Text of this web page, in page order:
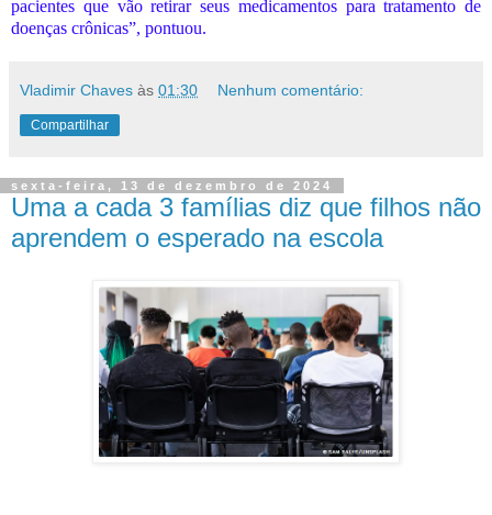
pacientes que vão retirar seus medicamentos para tratamento de
doenças crônicas”, pontuou.
Vladimir Chaves às 01:30 Nenhum comentário:
Compartilhar
sexta-feira, 13 de dezembro de 2024
Uma a cada 3 famílias diz que filhos não
aprendem o esperado na escola